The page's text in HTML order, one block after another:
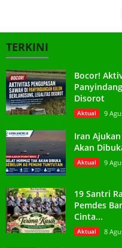
TERKINI
Bocor!
Disorot
Aktual 9
Iran
Akan
Aktual 9
19 Santri
Pemdes
Cinta...
Aktual 8